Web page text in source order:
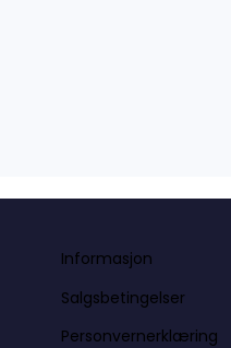
Informasjon
Salgsbetingelser
Personvernerklæring